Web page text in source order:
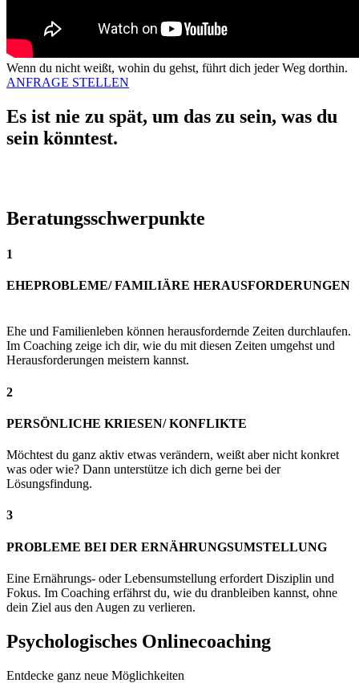
Wenn du nicht weißt, wohin du gehst, führt dich jeder Weg dorthin.
ANFRAGE STELLEN
Es ist nie zu spät, um das zu sein, was du
sein könntest.
Beratungsschwerpunkte
1
EHEPROBLEME/ FAMILIÄRE HERAUSFORDERUNGEN
Ehe und Familienleben können herausfordernde Zeiten durchlaufen.
Im Coaching zeige ich dir, wie du mit diesen Zeiten umgehst und
Herausforderungen meistern kannst.
2
PERSÖNLICHE KRIESEN/ KONFLIKTE
Möchtest du ganz aktiv etwas verändern, weißt aber nicht konkret
was oder wie? Dann unterstütze ich dich gerne bei der
Lösungsfindung.
3
PROBLEME BEI DER ERNÄHRUNGSUMSTELLUNG
Eine Ernährungs- oder Lebensumstellung erfordert Disziplin und
Fokus. Im Coaching erfährst du, wie du dranbleiben kannst, ohne
dein Ziel aus den Augen zu verlieren.
Psychologisches Onlinecoaching
Entdecke ganz neue Möglichkeiten